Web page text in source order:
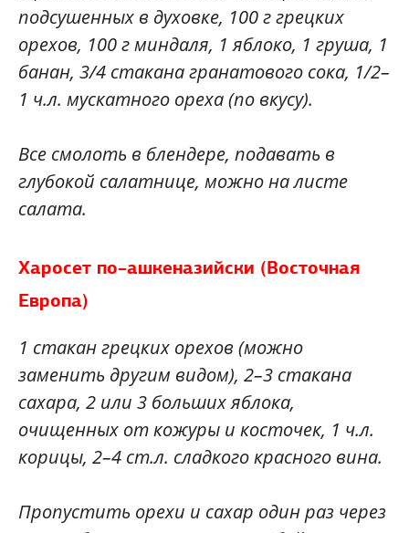
подсушенных в духовке, 100 г грецких
орехов, 100 г миндаля, 1 яблоко, 1 груша, 1
банан, 3/4 стакана гранатового сока, 1/2–
1 ч.л. мускатного ореха (по вкусу).
Все смолоть в блендере, подавать в
глубокой салатнице, можно на листе
салата.
Харосет по–ашкеназийски (Восточная
Европа)
1 стакан грецких орехов (можно
заменить другим видом), 2–3 стакана
сахара, 2 или 3 больших яблока,
очищенных от кожуры и косточек, 1 ч.л.
корицы, 2–4 ст.л. сладкого красного вина.
Пропустить орехи и сахар один раз через